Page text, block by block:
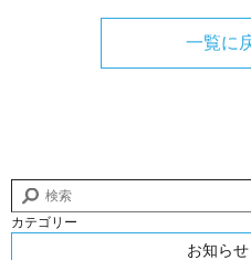
一覧に
カテゴリー
お知ら